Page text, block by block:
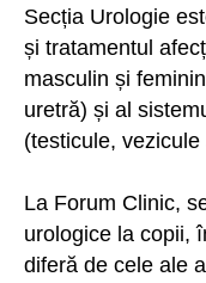
Secția Urologie
și tratamentul
masculin și
uretră) și al
(testicule,
La Forum Clinic,
urologice la copii,
diferă de cele ale